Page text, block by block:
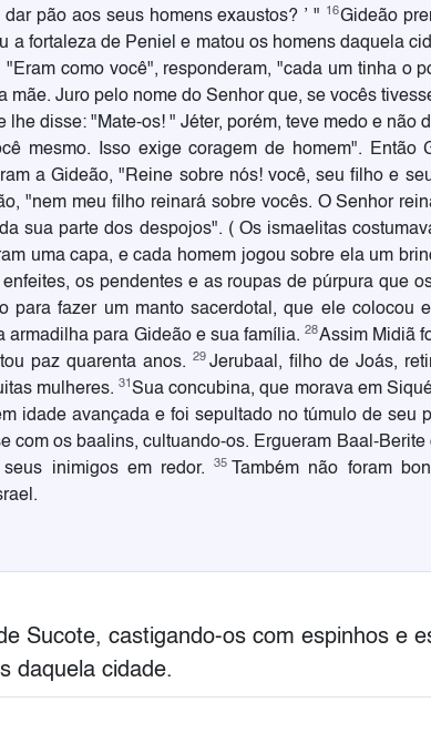
pão aos seus homens exaustos? ’ " 16Gideão
a fortaleza de Peniel e matou os homens daquela
como você", responderam, "cada um tinha o
mãe. Juro pelo nome do Senhor que, se vocês
disse: "Mate-os! " Jéter, porém, teve medo e não
mesmo. Isso exige coragem de homem".
a Gideão, "Reine sobre nós! você, seu filho e
"nem meu filho reinará sobre vocês. O Senhor
sua parte dos despojos". ( Os ismaelitas
uma capa, e cada homem jogou sobre ela um
os pendentes e as roupas de púrpura que
para fazer um manto sacerdotal, que ele colocou
armadilha para Gideão e sua família.28Assim Midiã
paz quarenta anos.29 Jerubaal, filho de Joás,
mulheres.31 Sua concubina, que morava em
idade avançada e foi sepultado no túmulo de seu
com os baalins, cultuando-os. Ergueram Baal-
inimigos em redor.35
Também não foram
Sucote, castigando-os com espinhos e
daquela cidade.